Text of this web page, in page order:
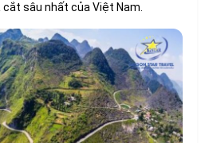
cắt sâu nhất của Việt Nam.